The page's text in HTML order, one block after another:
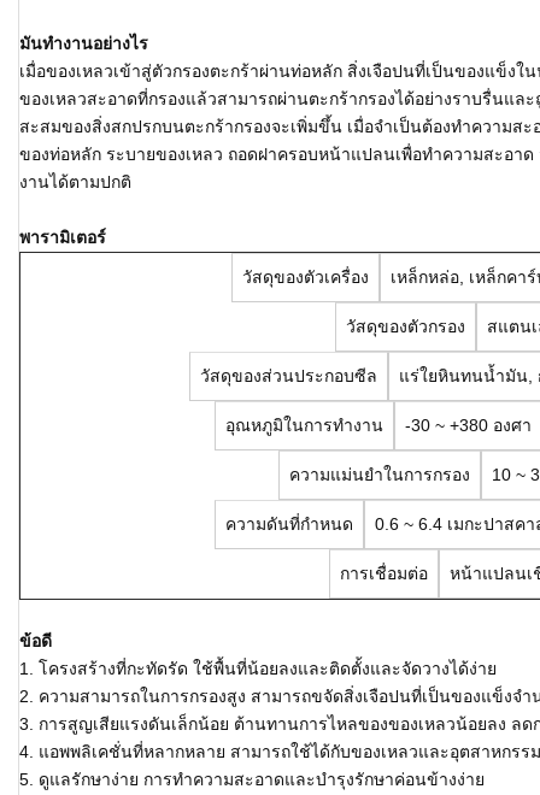
มันทำงานอย่างไร
เมื่อของเหลวเข้าสู่ตัวกรองตะกร้าผ่านท่อหลัก สิ่งเจือปนที่เป็นของแข็ง
ของเหลวสะอาดที่กรองแล้วสามารถผ่านตะกร้ากรองได้อย่างราบรื่นแล
สะสมของสิ่งสกปรกบนตะกร้ากรองจะเพิ่มขึ้น เมื่อจำเป็นต้องทำความส
ของท่อหลัก ระบายของเหลว ถอดฝาครอบหน้าแปลนเพื่อทำความสะอา
งานได้ตามปกติ
พารามิเตอร์
วัสดุของตัวเครื่อง เหล็กหล่อ, เหล็กคา
วัสดุของตัวกรอง สแตน
วัสดุของส่วนประกอบซีล แร่ใยหินทนน้ำมัน,
อุณหภูมิในการทำงาน -30 ~ +380 องศา
ความแม่นยำในการกรอง 10 ~
ความดันที่กำหนด 0.6 ~ 6.4 เมกะปาสค
การเชื่อมต่อ หน้าแปลนเ
ข้อดี
1. โครงสร้างที่กะทัดรัด ใช้พื้นที่น้อยลงและติดตั้งและจัดวางได้ง่าย
2. ความสามารถในการกรองสูง สามารถขจัดสิ่งเจือปนที่เป็นของแข็งจ
3. การสูญเสียแรงดันเล็กน้อย ต้านทานการไหลของของเหลวน้อยลง ลด
4. แอพพลิเคชั่นที่หลากหลาย สามารถใช้ได้กับของเหลวและอุตสาหกร
5. ดูแลรักษาง่าย การทำความสะอาดและบำรุงรักษาค่อนข้างง่าย